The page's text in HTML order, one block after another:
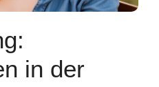
in der